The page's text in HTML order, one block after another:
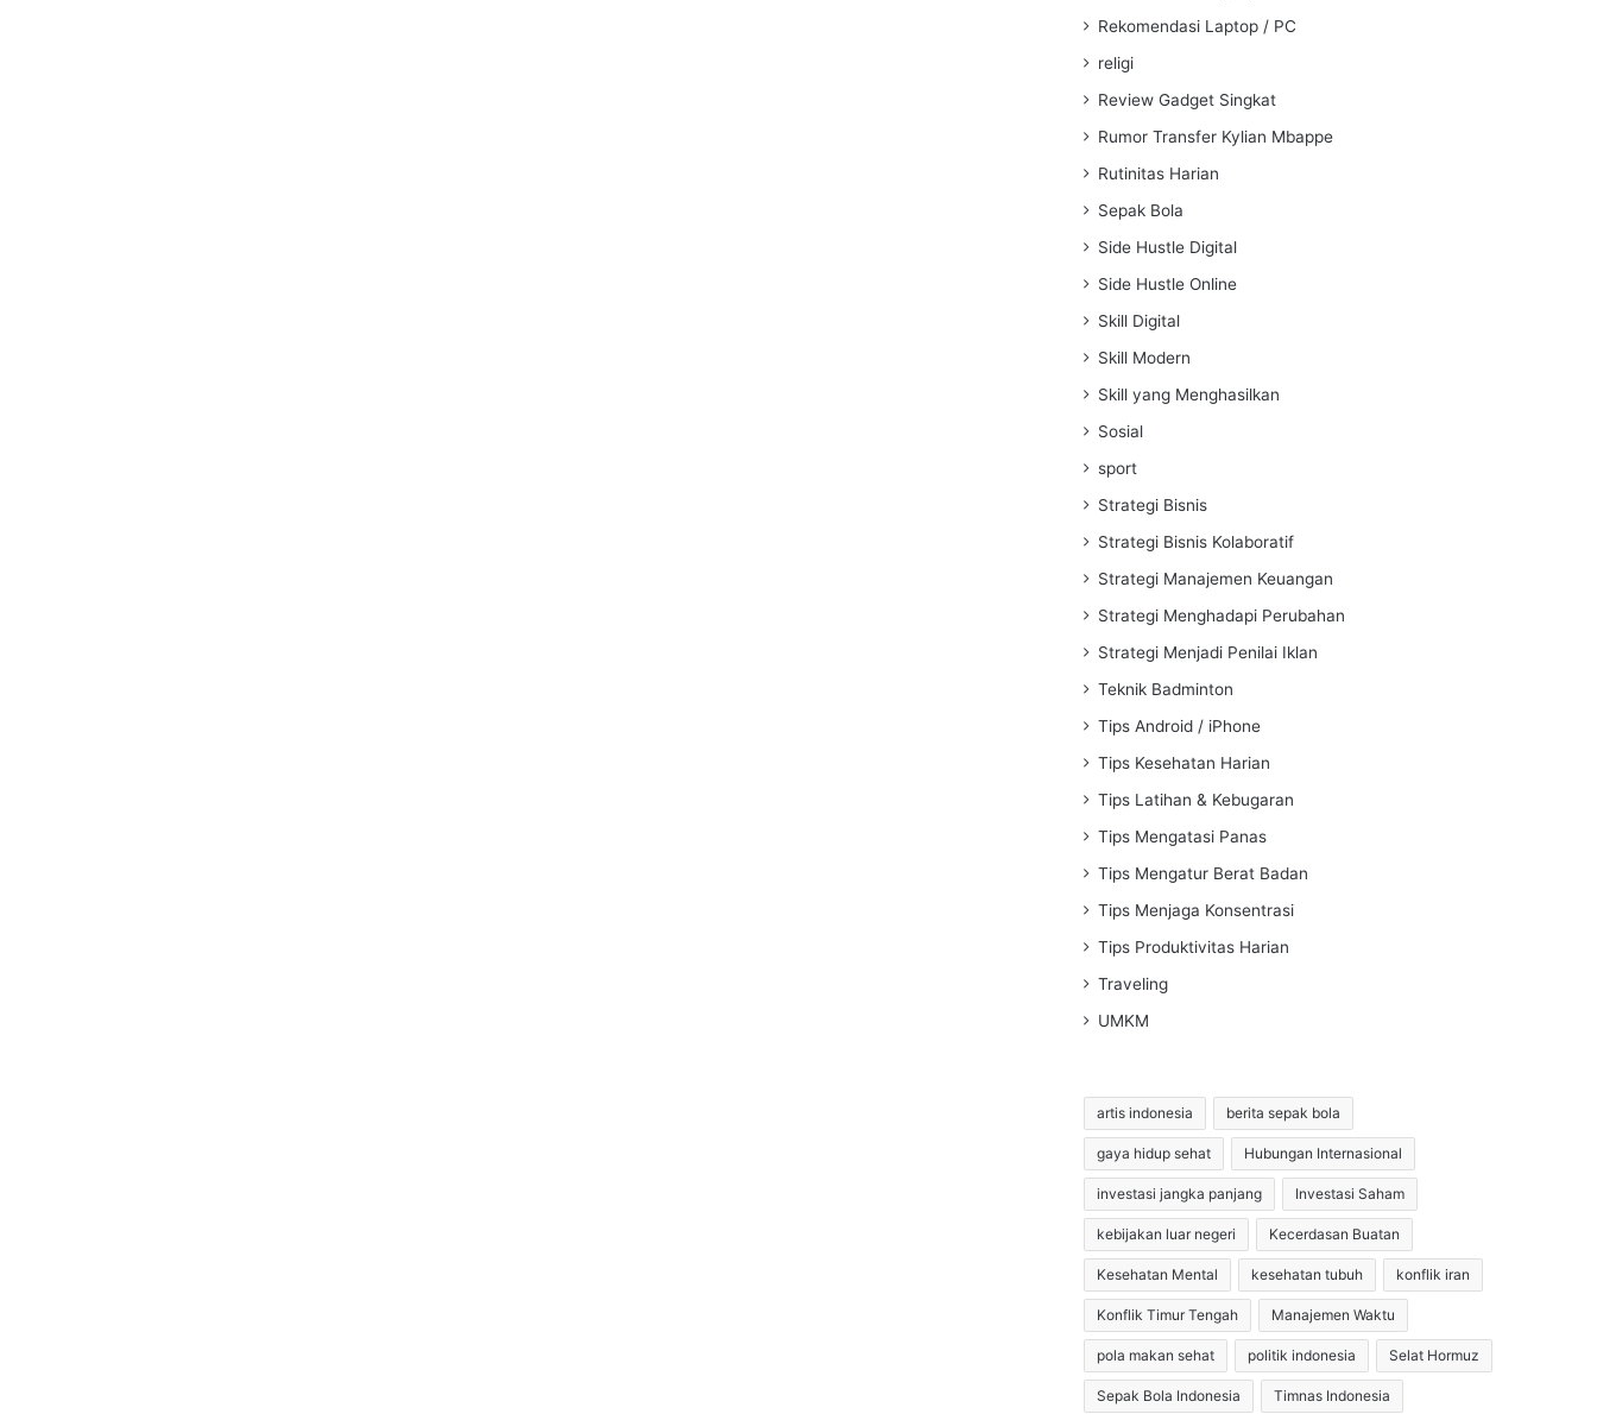
Rekomendasi Laptop / PC
religi
Review Gadget Singkat
Rumor Transfer Kylian Mbappe
Rutinitas Harian
Sepak Bola
Side Hustle Digital
Side Hustle Online
Skill Digital
Skill Modern
Skill yang Menghasilkan
Sosial
sport
Strategi Bisnis
Strategi Bisnis Kolaboratif
Strategi Manajemen Keuangan
Strategi Menghadapi Perubahan
Strategi Menjadi Penilai Iklan
Teknik Badminton
Tips Android / iPhone
Tips Kesehatan Harian
Tips Latihan & Kebugaran
Tips Mengatasi Panas
Tips Mengatur Berat Badan
Tips Menjaga Konsentrasi
Tips Produktivitas Harian
Traveling
UMKM
artis indonesia berita sepak bola
gaya hidup sehat Hubungan Internasional
investasi jangka panjang Investasi Saham
kebijakan luar negeri Kecerdasan Buatan
Kesehatan Mental kesehatan tubuh konflik iran
Konflik Timur Tengah Manajemen Waktu
pola makan sehat politik indonesia Selat Hormuz
Sepak Bola Indonesia Timnas Indonesia